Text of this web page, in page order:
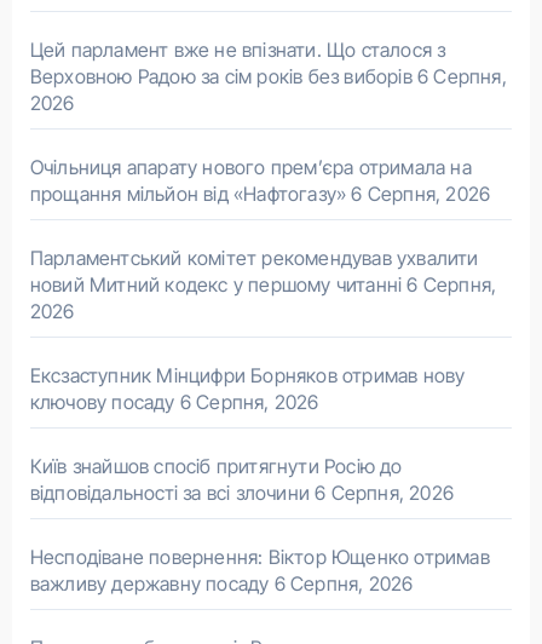
Цей парламент вже не впізнати. Що сталося з
Верховною Радою за сім років без виборів 6 Серпня,
2026
Очільниця апарату нового прем’єра отримала на
прощання мільйон від «Нафтогазу» 6 Серпня, 2026
Парламентський комітет рекомендував ухвалити
новий Митний кодекс у першому читанні 6 Серпня,
2026
Ексзаступник Мінцифри Борняков отримав нову
ключову посаду 6 Серпня, 2026
Київ знайшов спосіб притягнути Росію до
відповідальності за всі злочини 6 Серпня, 2026
Несподіване повернення: Віктор Ющенко отримав
важливу державну посаду 6 Серпня, 2026